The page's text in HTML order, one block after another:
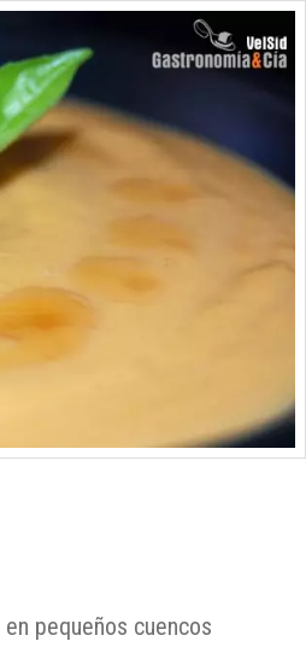
en pequeños cuencos